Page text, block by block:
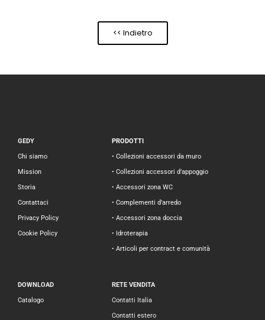
<< Indietro
GEDY
Chi siamo
Mission
Storia
Contattaci
Privacy Policy
Cookie Policy
PRODOTTI
• Collezioni accessori da muro
• Collezioni accessori d’appoggio
• Accessori zona WC
• Complementi d’arredo
• Accessori zona doccia
• Idroterapia
• Articoli per contract e comunità
DOWNLOAD
Catalogo
RETE VENDITA
Contatti Italia
Contatti estero